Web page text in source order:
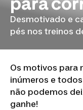
Desmotivado e
pés nos treinos
Os motivos para
inúmeros e
não podemos
ganhe!